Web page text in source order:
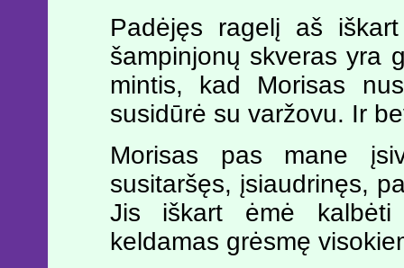
Padėjęs ragelį aš
šampinjonų skveras yra
mintis, kad Morisas
susidūrė su varžovu. Ir
Morisas pas mane
susitaršęs, įsiaudrinęs,
Jis iškart ėmė
keldamas grėsmę